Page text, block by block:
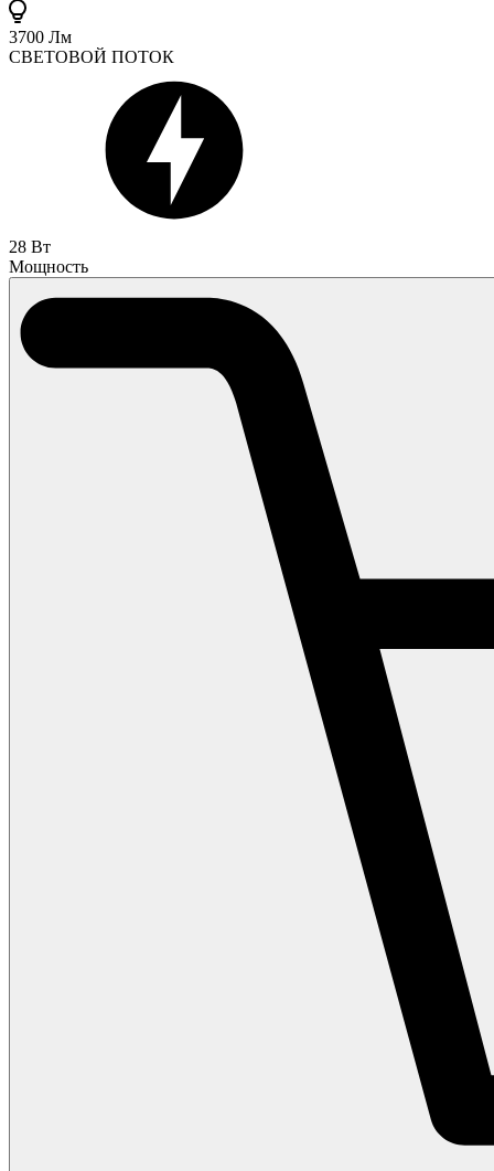
3700 Лм
СВЕТОВОЙ ПОТОК
28 Вт
Мощность